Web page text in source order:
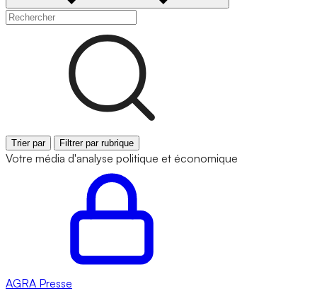
Trier par Filtrer par rubrique
Votre média d'analyse politique et économique
AGRA Presse